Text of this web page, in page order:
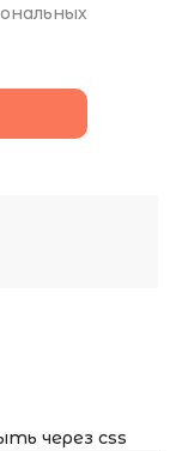
через css